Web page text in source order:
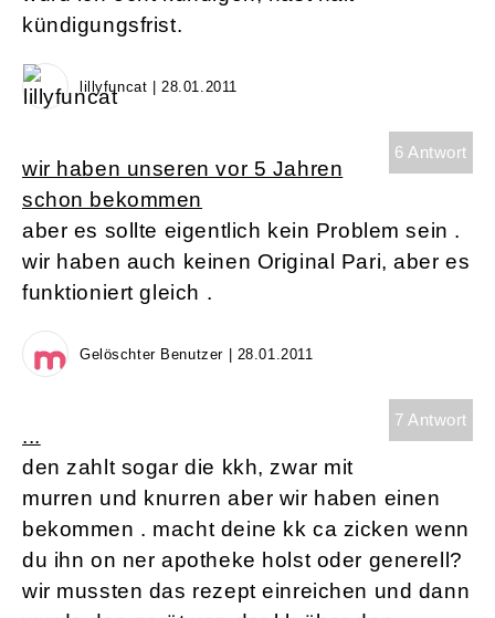
kündigungsfrist.
lillyfuncat | 28.01.2011
6 Antwort
wir haben unseren vor 5 Jahren
schon bekommen
aber es sollte eigentlich kein Problem sein .
wir haben auch keinen Original Pari, aber es
funktioniert gleich .
Gelöschter Benutzer | 28.01.2011
7 Antwort
...
den zahlt sogar die kkh, zwar mit
murren und knurren aber wir haben einen
bekommen . macht deine kk ca zicken wenn
du ihn on ner apotheke holst oder generell?
wir mussten das rezept einreichen und dann